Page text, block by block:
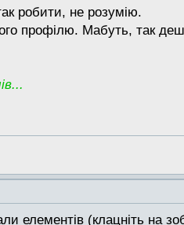
робити, не розумію.
профілю. Мабуть, так
елементів (клацніть на